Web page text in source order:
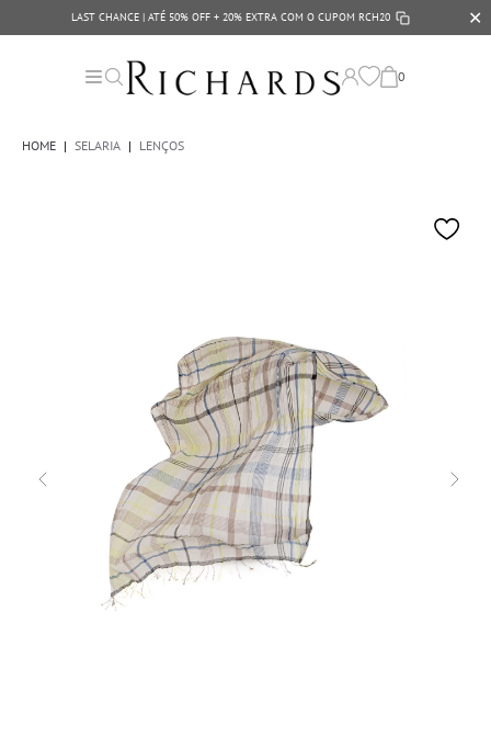
LAST CHANCE | ATÉ 50% OFF + 20% EXTRA COM O CUPOM RCH20 ✕
0
HOME | SELARIA | LENÇOS